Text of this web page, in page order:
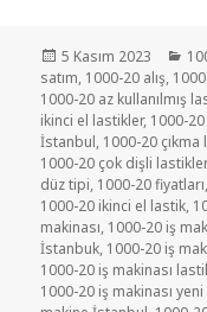
Yayın
tarihi
5 Kasım 2023
satım, 1000-20 alış,
1000-20 az kullanılmış
ikinci el lastikler, 1000-
İstanbul, 1000-20 çıkma
1000-20 çok dişli lastikler
düz tipi, 1000-20 fiyatları,
1000-20 ikinci el lastik,
makinası, 1000-20 iş
İstanbuk, 1000-20 iş
1000-20 iş makinası
1000-20 iş makinası